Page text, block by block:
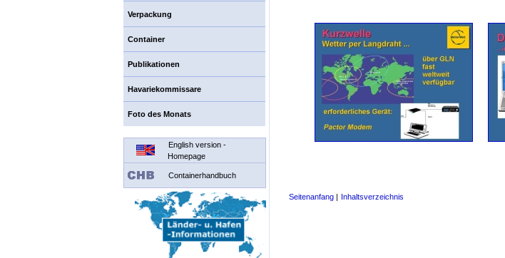
Verpackung
Container
Publikationen
Havariekommissare
Foto des Monats
English version -
Homepage
Containerhandbuch
Seitenanfang Inhaltsverzeichnis